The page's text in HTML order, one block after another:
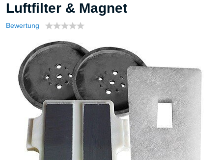
Luftfilter & Magnet
Bewertung